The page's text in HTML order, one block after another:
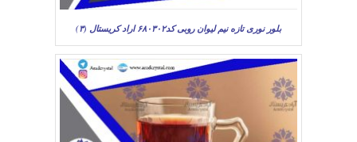
بلور نوری تازه نیم لیوان روبی کد۶۸۰۳۰۲ اراد کریستال (۳)